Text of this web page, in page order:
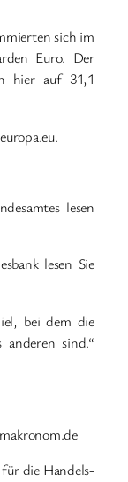
sich im
Euro. Der
hier auf 31,1
europa.eu.
lesen
lesen Sie
bei dem die
anderen sind.“
makronom.de
die Handels-